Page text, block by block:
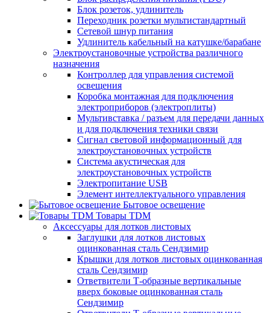
Блок розеток, удлинитель
Переходник розетки мультистандартный
Сетевой шнур питания
Удлинитель кабельный на катушке/барабане
Электроустановочные устройства различного
назначения
Контроллер для управления системой
освещения
Коробка монтажная для подключения
электроприборов (электроплиты)
Мультивставка / разъем для передачи данных
и для подключения техники связи
Сигнал световой информационный для
электроустановочных устройств
Система акустическая для
электроустановочных устройств
Электропитание USB
Элемент интеллектуального управления
Бытовое освещение
Товары TDM
Аксессуары для лотков листовых
Заглушки для лотков листовых
оцинкованная сталь Сендзимир
Крышки для лотков листовых оцинкованная
сталь Сендзимир
Ответвители Т-образные вертикальные
вверх боковые оцинкованная сталь
Сендзимир